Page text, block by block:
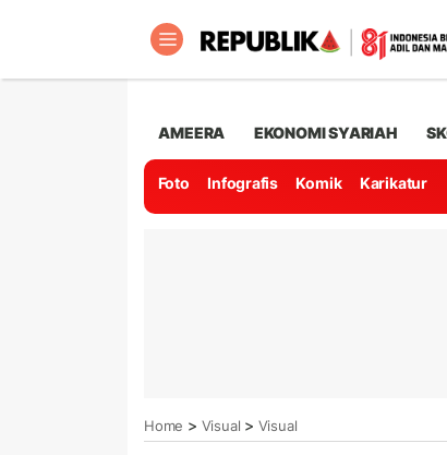
AMEERA EKONOMI SYARIAH
Foto Infografis Komik Karikatur
Home > Visual > Visual